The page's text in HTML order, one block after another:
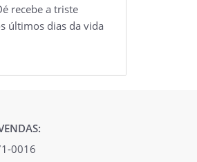
recebe a triste
últimos dias da vida
0016